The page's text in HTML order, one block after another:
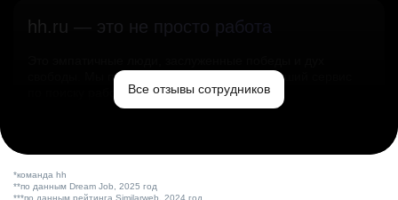
hh.ru — это не просто работа
свободы. Мы помогаем миру и создаём лучший сервис
по поиску работы в стране.Все отзывы сотрудников
*команда hh
**по данным Dream Job, 2025 год
***по данным рейтинга Similarweb, 2024 год